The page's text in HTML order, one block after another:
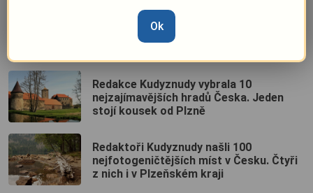
Výlety pro samotáře: Redaktoři portálu
Kudy z nudy zvou do ticha Českého
Redakce Kudyznudy vybrala 10
nejzajímavějších hradů Česka. Jeden
stojí kousek od Plzně
Redaktoři Kudyznudy našli 100
nejfotogeničtějších míst v Česku. Čtyři
z nich i v Plzeňském kraji
Ok